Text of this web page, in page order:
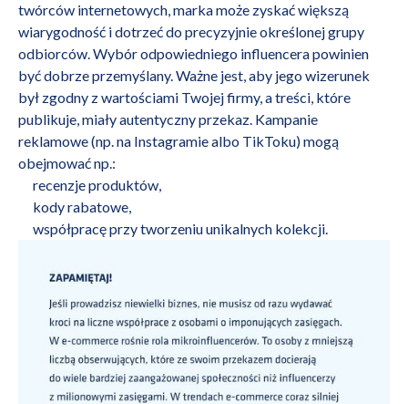
twórców internetowych, marka może zyskać większą
wiarygodność i dotrzeć do precyzyjnie określonej grupy
odbiorców. Wybór odpowiedniego influencera powinien
być dobrze przemyślany. Ważne jest, aby jego wizerunek
był zgodny z wartościami Twojej firmy, a treści, które
publikuje, miały autentyczny przekaz. Kampanie
reklamowe (np. na Instagramie albo TikToku) mogą
obejmować np.:
recenzje produktów,
kody rabatowe,
współpracę przy tworzeniu unikalnych kolekcji.